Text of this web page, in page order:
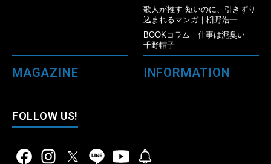
歌人が推す 短いのに、引きずり
込まれるマンガ｜枡野浩一
BOOKコラム 仕事は泥臭い｜
千野帽子
MAGAZINE INFORMATION
FOLLOW US!